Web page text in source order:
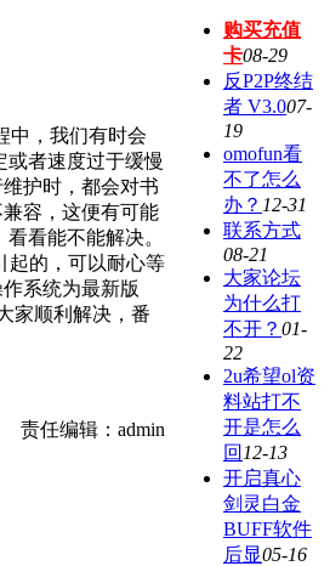
，我们有时会
者速度过于缓慢
护时，都会对书
容，这便有可能
看能不能解决。
起的，可以耐心等
系统为最新版
家顺利解决，番
责任编辑：admin
购买充值
卡08-29
反P2P终结
者 V3.007-
19
omofun看
不了怎么
办？ 12-31
联系方式
08-21
大家论坛
为什么打
不开？ 01-
22
2u希望ol资
料站打不
开是怎么
回 12-13
开启真心
剑灵白金
BUFF软件
后显05-16